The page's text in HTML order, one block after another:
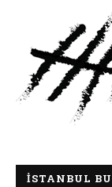
İSTANBUL